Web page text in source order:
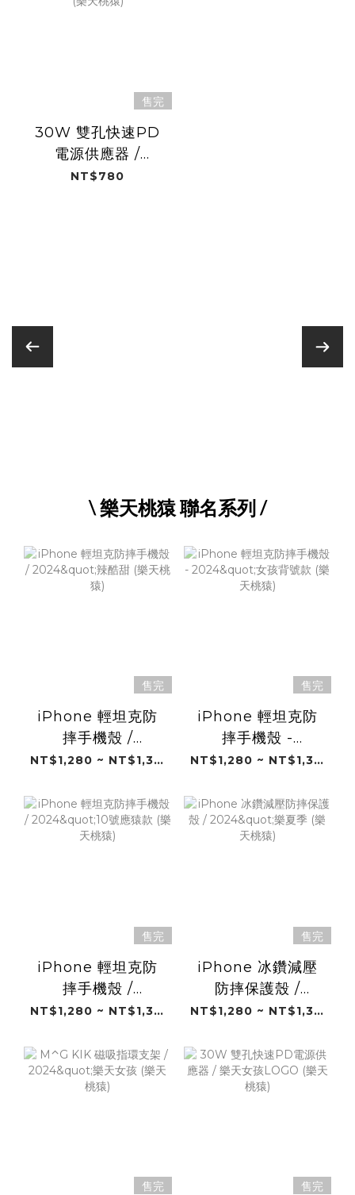
售完
30W 雙孔快速PD
電源供應器 /
2024"樂天女孩 (樂
NT$780
\ 樂天桃猿 聯名系列 /
售完
iPhone 輕坦克防
摔手機殼 /
2024"辣酷甜 (樂天
NT$1,280 ~ NT$1,380
售完
iPhone 輕坦克防
摔手機殼 -
2024"女孩背號款NT$1,280 ~ NT$1,380
售完
iPhone 輕坦克防
摔手機殼 /
2024"10號應猿款NT$1,280 ~ NT$1,380
售完
iPhone 冰鑽減壓
防摔保護殼 /
2024"樂夏季 (樂天
NT$1,280 ~ NT$1,380
售完 售完